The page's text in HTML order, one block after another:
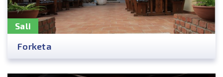
Sali
Forketa